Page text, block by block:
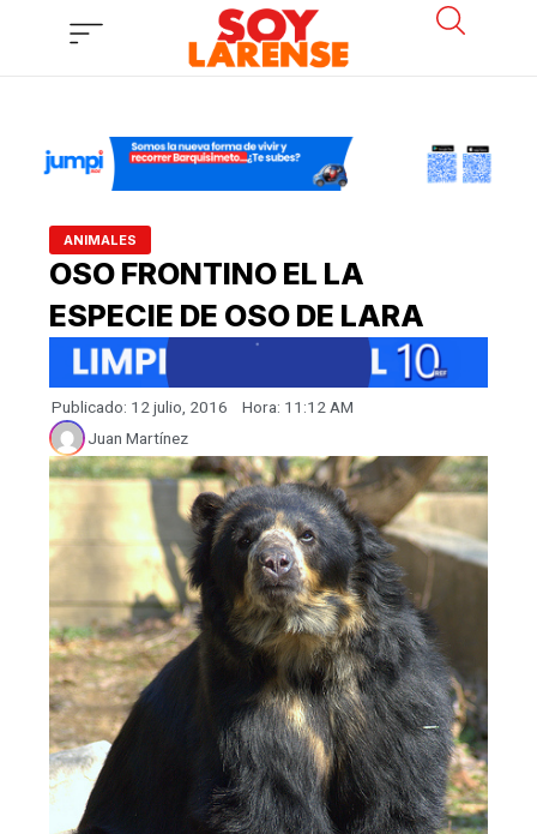
ANIMALES
OSO FRONTINO EL LA
ESPECIE DE OSO DE LARA
Publicado: 12 julio, 2016 Hora: 11:12 AM
Juan Martínez